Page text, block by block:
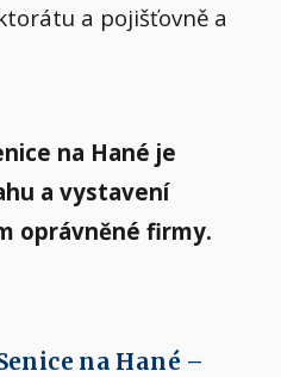
a pojišťovně a
na Hané je
a vystavení
oprávněné firmy.
na Hané –